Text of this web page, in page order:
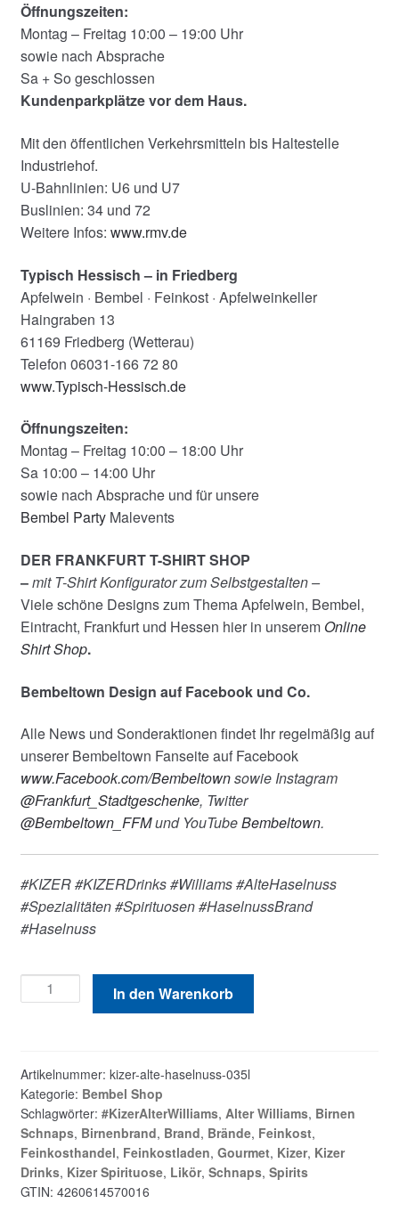
Öffnungszeiten:
Montag – Freitag 10:00 – 19:00 Uhr
sowie nach Absprache
Sa + So geschlossen
Kundenparkplätze vor dem Haus.
Mit den öffentlichen Verkehrsmitteln bis Haltestelle
Industriehof.
U-Bahnlinien: U6 und U7
Buslinien: 34 und 72
Weitere Infos: www.rmv.de
Typisch Hessisch – in Friedberg
Apfelwein · Bembel · Feinkost · Apfelweinkeller
Haingraben 13
61169 Friedberg (Wetterau)
Telefon 06031-166 72 80
www.Typisch-Hessisch.de
Öffnungszeiten:
Montag – Freitag 10:00 – 18:00 Uhr
Sa 10:00 – 14:00 Uhr
sowie nach Absprache und für unsere
Bembel PartyMalevents
DER FRANKFURT T-SHIRT SHOP
–mit T-Shirt Konfigurator zum Selbstgestalten –
Viele schöne Designs zum Thema Apfelwein, Bembel,
Eintracht, Frankfurt und Hessen hier in unserem Online
Shirt Shop.
Bembeltown Design auf Facebook und Co.
Alle News und Sonderaktionen findet Ihr regelmäßig auf
unserer Bembeltown Fanseite auf Facebook
www.Facebook.com/Bembeltownsowie Instagram
@Frankfurt_Stadtgeschenke, Twitter
@Bembeltown_FFMund YouTubeBembeltown.
#KIZER #KIZERDrinks #Williams #AlteHaselnuss
#Spezialitäten #Spirituosen #HaselnussBrand
#Haselnuss
KIZER
Alte
Menge
In den Warenkorb
Artikelnummer: kizer-alte-haselnuss-035l
Kategorie: Bembel Shop
Schlagwörter: #KizerAlterWilliams, Alter Williams, Birnen
Schnaps, Birnenbrand, Brand, Brände, Feinkost,
Feinkosthandel, Feinkostladen, Gourmet, Kizer, Kizer
Drinks, Kizer Spirituose, Likör, Schnaps, Spirits
GTIN: 4260614570016